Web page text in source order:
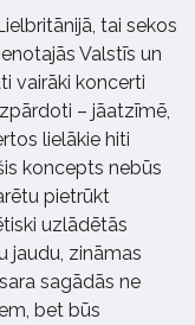
tai sekos
Valstīs un
vairāki koncerti
– jāatzīmē,
lielākie hiti
koncepts nebūs
pietrūkt
uzlādētās
jaudu, zināmas
sagādās ne
bet būs